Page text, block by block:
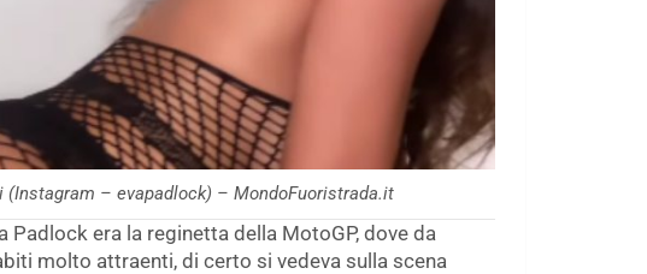
(Instagram – evapadlock) – MondoFuoristrada.it
Padlock era la reginetta della MotoGP, dove da
molto attraenti, di certo si vedeva sulla scena